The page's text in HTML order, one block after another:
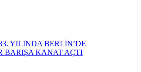
YILINDA BERLİN’DE
BARIŞA KANAT AÇTI